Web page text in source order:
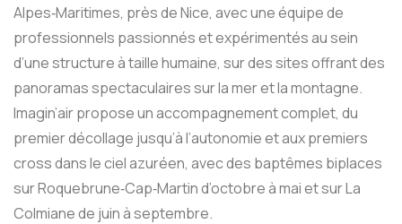
Alpes‑Maritimes, près de Nice, avec une équipe de
professionnels passionnés et expérimentés au sein
d’une structure à taille humaine, sur des sites offrant des
panoramas spectaculaires sur la mer et la montagne.
Imagin’air propose un accompagnement complet, du
premier décollage jusqu’à l’autonomie et aux premiers
cross dans le ciel azuréen, avec des baptêmes biplaces
sur Roquebrune‑Cap‑Martin d’octobre à mai et sur La
Colmiane de juin à septembre.